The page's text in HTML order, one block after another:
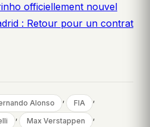
officiellement nouvel
: Retour pour un contrat
Alonso , FIA ,
, Max Verstappen ,